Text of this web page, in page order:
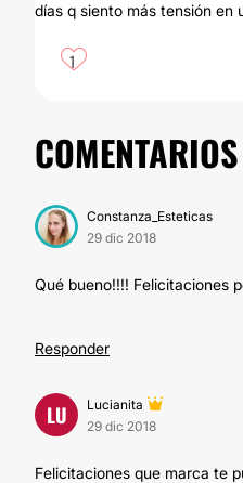
días q siento más tensión en
1
Constanza_Esteticas
29 dic 2018
Qué bueno!!!! Felicitaciones
Responder
LU
Lucianita
29 dic 2018
Felicitaciones que marca te